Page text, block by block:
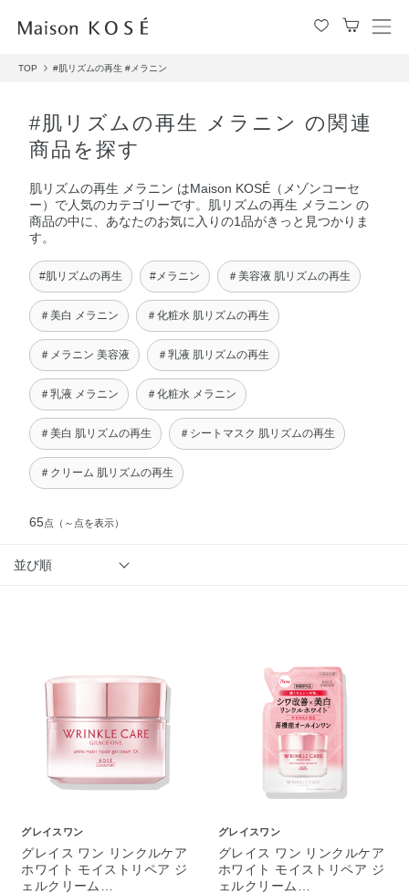
メ
TOP #肌リズムの再生 #メラニン
#肌リズムの再生 メラニン の関連
商品を探す
肌リズムの再生 メラニン はMaison KOSÉ（メゾンコーセ
ー）で人気のカテゴリーです。肌リズムの再生 メラニン の
商品の中に、あなたのお気に入りの1品がきっと見つかりま
す。
#肌リズムの再生 #メラニン ＃美容液 肌リズムの再生
＃美白 メラニン ＃化粧水 肌リズムの再生
＃メラニン 美容液 ＃乳液 肌リズムの再生
＃乳液 メラニン ＃化粧水 メラニン
＃美白 肌リズムの再生 ＃シートマスク 肌リズムの再生
＃クリーム 肌リズムの再生
65点 （～点を表示）
並び順
グレイスワン
グレイス ワン リンクルケア
ホワイト モイストリペア ジ
ェルクリーム…
グレイスワン
グレイス ワン リンクルケア
ホワイト モイストリペア ジ
ェルクリーム…